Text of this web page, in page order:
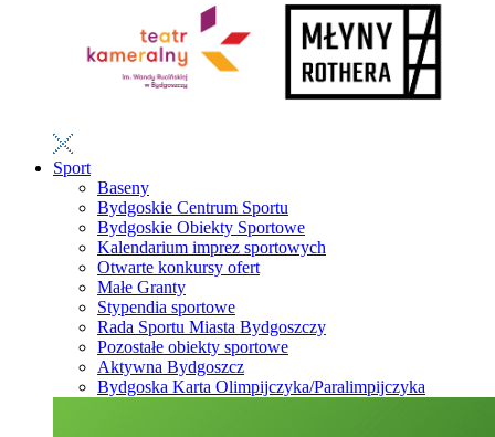
Sport
Baseny
Bydgoskie Centrum Sportu
Bydgoskie Obiekty Sportowe
Kalendarium imprez sportowych
Otwarte konkursy ofert
Małe Granty
Stypendia sportowe
Rada Sportu Miasta Bydgoszczy
Pozostałe obiekty sportowe
Aktywna Bydgoszcz
Bydgoska Karta Olimpijczyka/Paralimpijczyka